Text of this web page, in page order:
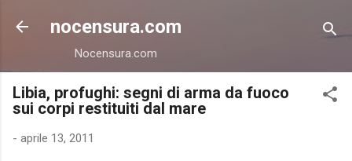
Passa ai contenuti principali
nocensura.com
Nocensura.com
Libia, profughi: segni di arma da fuoco
sui corpi restituiti dal mare
- aprile 13, 2011